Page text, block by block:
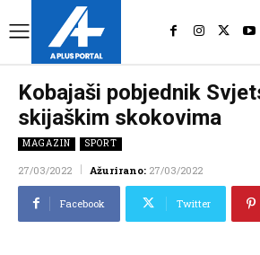
Kobajaši pobjednik
skijaškim skokovima
MAGAZIN SPORT
27/03/2022 Ažurirano: 27/03/2022
Facebook Twitter